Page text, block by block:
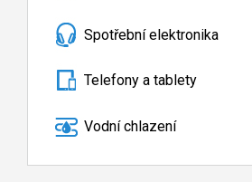
Spotřební elektronika
Telefony a tablety
Vodní chlazení